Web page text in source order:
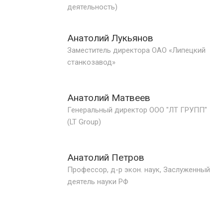
деятельность)
Анатолий Лукьянов
Заместитель директора ОАО «Липецкий
станкозавод»
Анатолий Матвеев
Генеральный директор ООО "ЛТ ГРУПП"
(LT Group)
Анатолий Петров
Профессор, д-р экон. наук, Заслуженный
деятель науки РФ